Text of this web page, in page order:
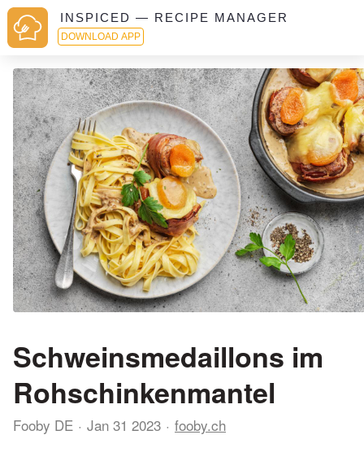
INSPICED — RECIPE MANAGER
DOWNLOAD APP
Schweinsmedaillons im
Rohschinkenmantel
Fooby DE Jan 31 2023 fooby.ch